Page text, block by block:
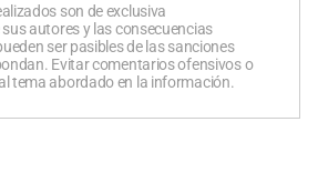
son de exclusiva
autores y las consecuencias
ser pasibles de las sanciones
Evitar comentarios ofensivos o
tema abordado en la información.